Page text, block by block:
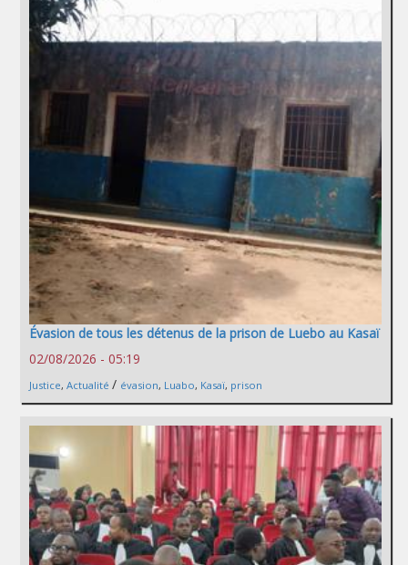
Évasion de tous les détenus de la prison de Luebo au Kasaï
02/08/2026 - 05:19
Justice, Actualité / évasion, Luabo, Kasaï, prison